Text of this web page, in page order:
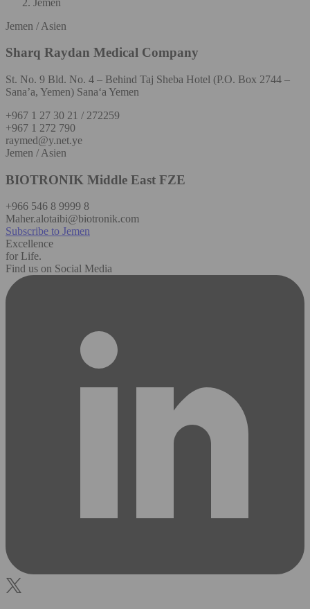
Jemen / Asien
Sharq Raydan Medical Company
St. No. 9 Bld. No. 4 – Behind Taj Sheba Hotel (P.O. Box 2744 –
Sana’a, Yemen) Sana‘a Yemen
+967 1 27 30 21 / 272259
+967 1 272 790
raymed@y.net.ye
Jemen / Asien
BIOTRONIK Middle East FZE
+966 546 8 9999 8
Maher.alotaibi@biotronik.com
Subscribe to Jemen
Excellence
for Life.
Find us on Social Media